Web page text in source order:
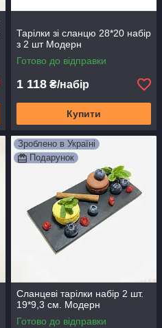
Тарілки зі сланцю 28*20 набір
з 2 шт Модерн
Готово до відправки
1 118 ₴/набір
Купити
Зроблено в Україні
Подарунок
Сланцеві тарілки набір 2 шт.
19*9,3 см. Модерн
Готово до відправки